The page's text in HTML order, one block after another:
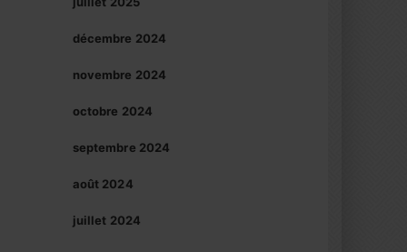
décembre 2024
novembre 2024
octobre 2024
septembre 2024
août 2024
juillet 2024